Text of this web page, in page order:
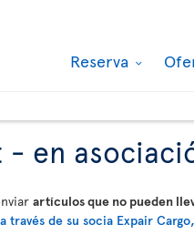
Reserva
en
artículos que no pueden
a través de su socia Expair Cargo,